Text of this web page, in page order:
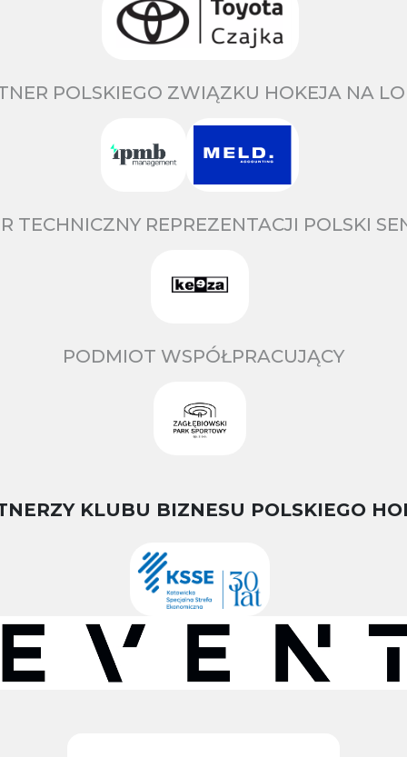
POLSKIEGO ZWIĄZKU HOKEJA NA
TECHNICZNY REPREZENTACJI POLSKI
PODMIOT WSPÓŁPRACUJĄCY
KLUBU BIZNESU POLSKIEGO